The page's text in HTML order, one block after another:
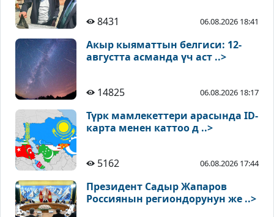
8431 06.08.2026 18:41
Акыр кыяматтын белгиси: 12-
августта асманда үч аст ..>
14825 06.08.2026 18:17
Түрк мамлекеттери арасында ID-
карта менен каттоо д ..>
5162 06.08.2026 17:44
Президент Садыр Жапаров
Россиянын региондорунун же ..>